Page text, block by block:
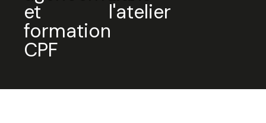
et
formation
CPF
l'atelier